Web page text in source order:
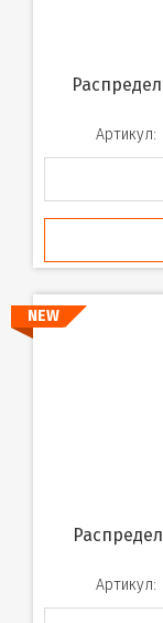
Распределительный бокс PDB/W 4008 GR
Артикул:
NEW
Распределительный бокс PDB/W 3008 GR
Артикул: